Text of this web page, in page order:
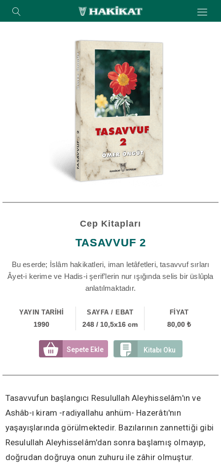
Cep Kitapları
TASAVVUF 2
Bu eserde; İslâm hakikatleri, iman letâfetleri, tasavvuf sırları
Âyet-i kerime ve Hadis-i şerif’lerin nur ışığında selis bir üslûpla
anlatılmaktadır.
YAYIN TARİHİ
1990
SAYFA / EBAT
248 / 10,5x16 cm
FİYAT
80,00 ₺
Sepete Ekle Kitabı Oku
Tasavvufun başlangıcı Resulullah Aleyhisselâm'ın ve
Ashâb-ı kiram -radiyallahu anhüm- Hazerâtı'nın
yaşayışlarında görülmektedir. Bazılarının zannettiği gibi
Resulullah Aleyhisselâm'dan sonra başlamış olmayıp,
doğrudan doğruya onun zuhuru ile zâhir olmuştur.